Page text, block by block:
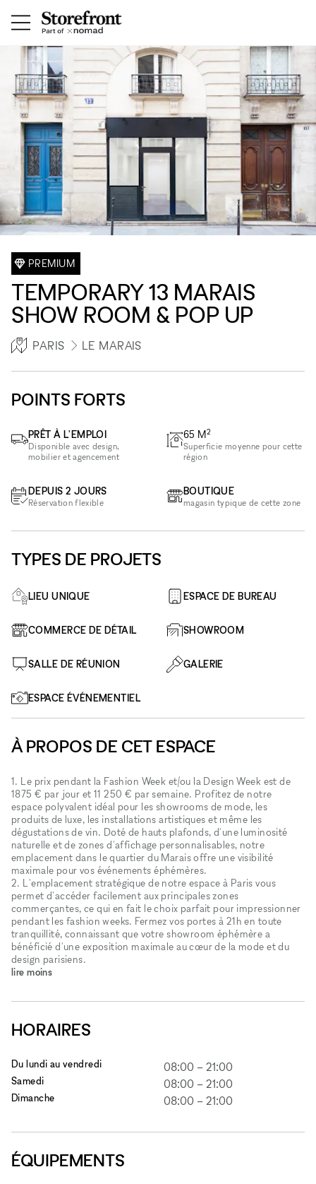
PREMIUM
TEMPORARY 13 MARAIS
SHOW ROOM & POP UP
PARIS LE MARAIS
POINTS FORTS
PRÊT À L'EMPLOI
Disponible avec design,
mobilier et agencement
DEPUIS 2 JOURS
Réservation flexible
65 M2
Superficie moyenne pour cette
région
BOUTIQUE
magasin typique de cette zone
TYPES DE PROJETS
LIEU UNIQUE ESPACE DE BUREAU
COMMERCE DE DÉTAIL SHOWROOM
SALLE DE RÉUNION GALERIE
ESPACE ÉVÉNEMENTIEL
À PROPOS DE CET ESPACE
1. Le prix pendant la Fashion Week et/ou la Design Week est de
1875 € par jour et 11 250 € par semaine. Profitez de notre
espace polyvalent idéal pour les showrooms de mode, les
produits de luxe, les installations artistiques et même les
dégustations de vin. Doté de hauts plafonds, d'une luminosité
naturelle et de zones d'affichage personnalisables, notre
emplacement dans le quartier du Marais offre une visibilité
maximale pour vos événements éphémères.
2. L'emplacement stratégique de notre espace à Paris vous
permet d'accéder facilement aux principales zones
commerçantes, ce qui en fait le choix parfait pour impressionner
pendant les fashion weeks. Fermez vos portes à 21h en toute
tranquillité, connaissant que votre showroom éphémère a
bénéficié d'une exposition maximale au cœur de la mode et du
design parisiens.
lire moins
HORAIRES
Du lundi au vendredi 08:00 – 21:00
Samedi 08:00 – 21:00
Dimanche 08:00 – 21:00
ÉQUIPEMENTS